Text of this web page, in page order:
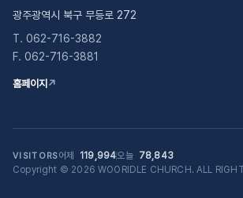
광주광역시 북구 무등로 272
T. 062-716-3882
F. 062-716-3881
홈페이지 ↗
Copyright © 2026 WOORIDLE CHURCH. ALL
VISITORS어제 119,994오늘 78,843